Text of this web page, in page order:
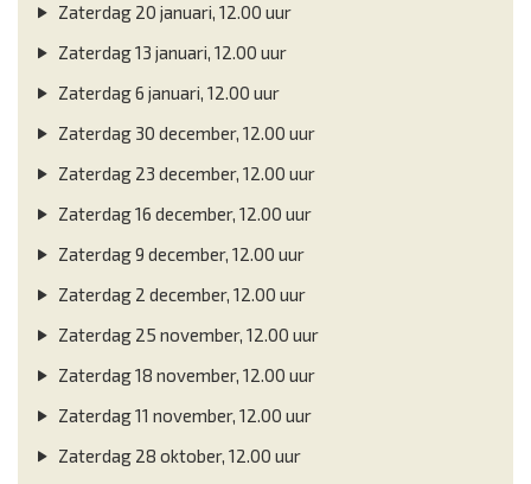
Zaterdag 20 januari, 12.00 uur
Zaterdag 13 januari, 12.00 uur
Zaterdag 6 januari, 12.00 uur
Zaterdag 30 december, 12.00 uur
Zaterdag 23 december, 12.00 uur
Zaterdag 16 december, 12.00 uur
Zaterdag 9 december, 12.00 uur
Zaterdag 2 december, 12.00 uur
Zaterdag 25 november, 12.00 uur
Zaterdag 18 november, 12.00 uur
Zaterdag 11 november, 12.00 uur
Zaterdag 28 oktober, 12.00 uur